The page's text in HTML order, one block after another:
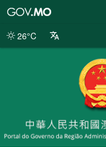
da
26°C